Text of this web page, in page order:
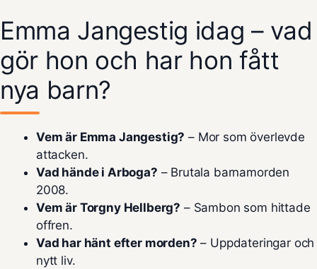
Emma Jangestig idag – vad
gör hon och har hon fått
nya barn?
Vem är Emma Jangestig? – Mor som överlevde
attacken.
Vad hände i Arboga? – Brutala barnamorden
2008.
Vem är Torgny Hellberg? – Sambon som hittade
offren.
Vad har hänt efter morden? – Uppdateringar och
nytt liv.